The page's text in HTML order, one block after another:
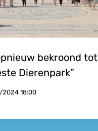
bekroond tot
Dierenpark”
2024 18:00